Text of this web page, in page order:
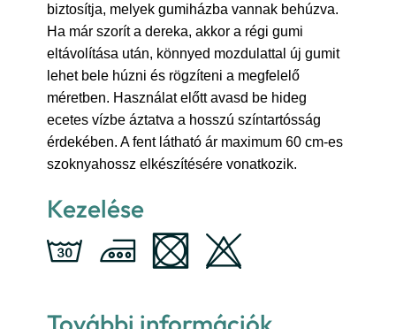
biztosítja, melyek gumiházba vannak behúzva.
Ha már szorít a dereka, akkor a régi gumi
eltávolítása után, könnyed mozdulattal új gumit
lehet bele húzni és rögzíteni a megfelelő
méretben. Használat előtt avasd be hideg
ecetes vízbe áztatva a hosszú színtartósság
érdekében. A fent látható ár maximum 60 cm-es
szoknyahossz elkészítésére vonatkozik.
Kezelése